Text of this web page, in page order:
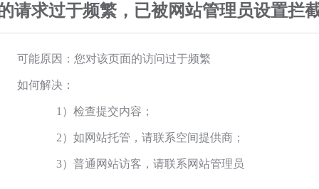
请求过于频繁，已被网站管理员设置拦
可能原因：您对该页面的访问过于频繁
如何解决：
1）检查提交内容；
2）如网站托管，请联系空间提供商；
3）普通网站访客，请联系网站管理员